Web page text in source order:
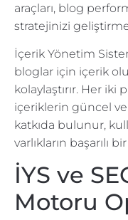
araçları, blog
stratejinizi
İçerik Yönetim
bloglar için içerik
kolaylaştırır. Her iki
içeriklerin güncel
katkıda bulunur,
varlıkların başarılı
İYS ve
Motoru